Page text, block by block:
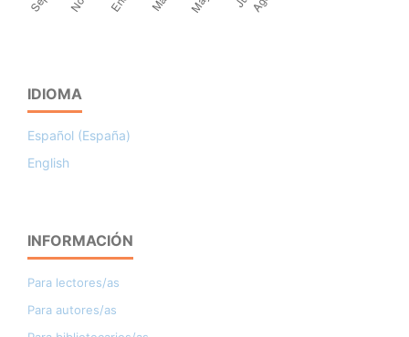
IDIOMA
Español (España)
English
INFORMACIÓN
Para lectores/as
Para autores/as